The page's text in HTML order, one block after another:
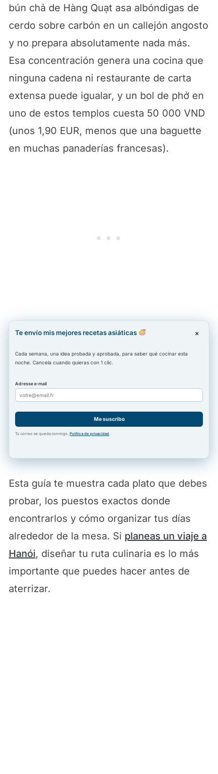
bún chả de Hàng Quạt asa albóndigas de
cerdo sobre carbón en un callejón angosto
y no prepara absolutamente nada más.
Esa concentración genera una cocina que
ninguna cadena ni restaurante de carta
extensa puede igualar, y un bol de phở en
uno de estos templos cuesta 50 000 VND
(unos 1,90 EUR, menos que una baguette
en muchas panaderías francesas).
Te envío mis mejores recetas asiáticas
Cada semana, una idea probada y aprobada, para saber qué cocinar esta
noche. Cancela cuando quieras con 1 clic.
Adresse e-mail
Me suscribo
Tu correo se queda conmigo.Política de privacidad.
×
Esta guía te muestra cada plato que debes
probar, los puestos exactos donde
encontrarlos y cómo organizar tus días
alrededor de la mesa. Si planeas un viaje a
Hanói, diseñar tu ruta culinaria es lo más
importante que puedes hacer antes de
aterrizar.